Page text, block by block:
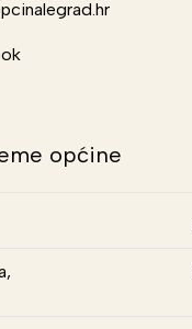
općine